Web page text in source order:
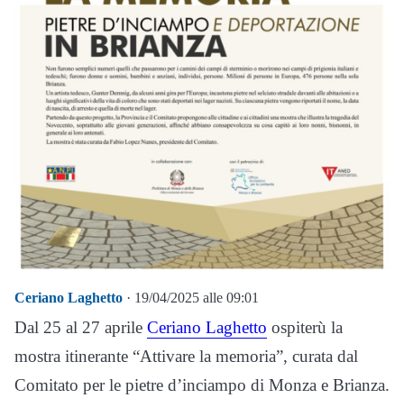
Ceriano Laghetto · 19/04/2025 alle 09:01
Dal 25 al 27 aprile Ceriano Laghetto ospiterù la
mostra itinerante “Attivare la memoria”, curata dal
Comitato per le pietre d’inciampo di Monza e Brianza.